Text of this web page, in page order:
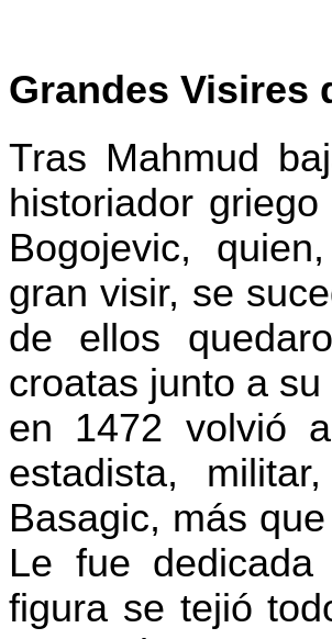
Grandes Visires
Tras Mahmud
historiador griego
Bogojevic,
gran visir, se
de ellos
croatas junto a
en 1472 volvió
estadista,
Basagic, más
Le fue
figura se tejió